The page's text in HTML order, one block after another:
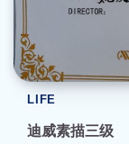
LIFE
迪威素描三级